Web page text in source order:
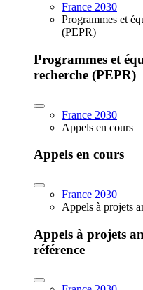
France 2030
Programmes et
(PEPR)
Programmes et
recherche (PEPR)
France 2030
Appels en cours
Appels en cours
France 2030
Appels à projets
Appels à projets
référence